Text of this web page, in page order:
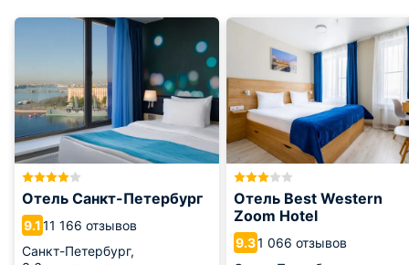
Отель Санкт-Петербург
9.111 166 отзывов
Санкт-Петербург,
Отель Best Western
Zoom Hotel
9.31 066 отзывов